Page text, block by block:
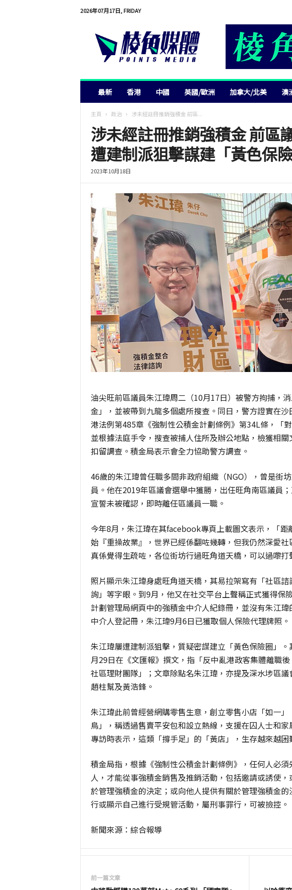
2026年07月17日, FRIDAY
最新 香港 中國 英國/歐洲 加拿大/北美 澳
主頁 政治 涉未經註冊推銷強積金 前區...
涉未經註冊推銷強積金 前區
遭建制派狙擊謀建「黃色保險
2023年10月18日
油尖旺前區議員朱江瑋周二（10月17日）被警方拘捕，
金」，並被帶到九龍多個處所搜查。同日，警方證實在
港法例第485章《強制性公積金計劃條例》第34L條，「
並根據法庭手令，搜查被捕人住所及辦公地點，檢獲相
扣留調查。積金局表示會全力協助警方調查。
46歲的朱江瑋曾任職多間非政府組織（NGO），曾是街
員。他在2019年區議會選舉中獲勝，出任旺角南區議員
宣誓未被確認，即時離任區議員一職。
今年8月，朱江瑋在其facebook專頁上載圖文表示，「距
始『重操故業』，世界已經係翻咗幾轉，但我仍然深愛社
真係覺得生疏咗，各位街坊行過旺角道天橋，可以過嚟打
照片顯示朱江瑋身處旺角道天橋，其易拉架寫有「社區
詢」等字眼。到9月，他又在社交平台上聲稱正式獲得保
計劃管理局網頁中的強積金中介人紀錄冊，並沒有朱江
中介人登記冊，朱江瑋9月6日已獲取個人保險代理牌照。
朱江瑋屢遭建制派狙擊，質疑密謀建立「黃色保險圈」
月29日在《文匯報》撰文，指「反中亂港政客集體離職
社區理財團隊」；文章除點名朱江瑋，亦提及深水埗區
趙柱幫及黃浩鋒。
朱江瑋此前曾經營網購零售生意，創立零售小店「如一
鳥」，稱透過售賣平安包和設立熱線，支援在囚人士和家
專訪時表示，這類「撐手足」的「黃店」，生存越來越困
積金局指，根據《強制性公積金計劃條例》，任何人必
人，才能從事強積金銷售及推銷活動，包括邀請或誘使
於管理強積金的決定；或向他人提供有關於管理強積金
行或顯示自己進行受規管活動，屬刑事罪行，可被撿控。
新聞來源：綜合報導
前一篇文章